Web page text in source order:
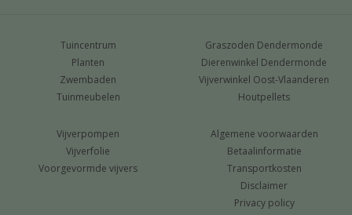
Tuincentrum
Planten
Zwembaden
Tuinmeubelen
Graszoden Dendermonde
Dierenwinkel Dendermonde
Vijverwinkel Oost-Vlaanderen
Houtpellets
Vijverpompen
Vijverfolie
Voorgevormde vijvers
Algemene voorwaarden
Betaalinformatie
Transportkosten
Disclaimer
Privacy policy